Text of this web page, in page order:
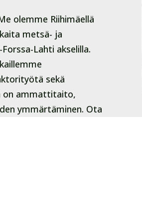
olemme Riihimäellä
metsä- ja
Lahti akselilla.
sekä
on ammattitaito,
ymmärtäminen. Ota